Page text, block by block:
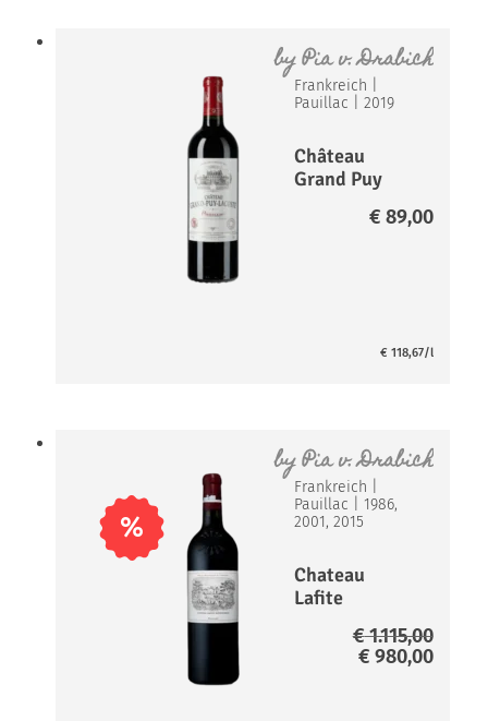
byPia v. Drabich
Frankreich
Pauillac |2019
Château
Grand Puy
€ 89,00
€ 118,67/l
byPia v. Drabich
%
Frankreich
Pauillac
1986,
2001, 2015
Chateau
Lafite
1er Cru –
Pauillac
€1.115,00
€ 980,00